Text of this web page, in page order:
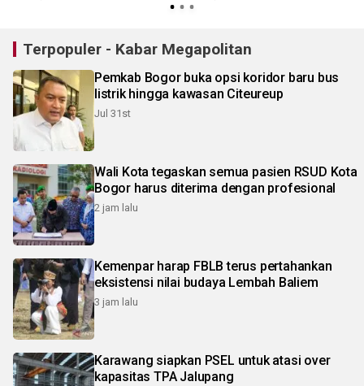
Terpopuler - Kabar Megapolitan
Pemkab Bogor buka opsi koridor baru bus
listrik hingga kawasan Citeureup
Jul 31st
Wali Kota tegaskan semua pasien RSUD Kota
Bogor harus diterima dengan profesional
2 jam lalu
Kemenpar harap FBLB terus pertahankan
eksistensi nilai budaya Lembah Baliem
3 jam lalu
Karawang siapkan PSEL untuk atasi over
kapasitas TPA Jalupang